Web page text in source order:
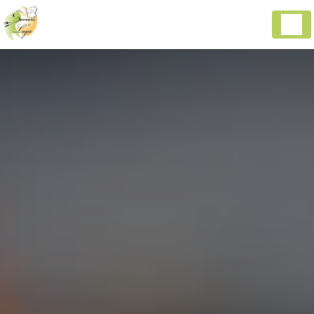
Panneau de gestion des cookies